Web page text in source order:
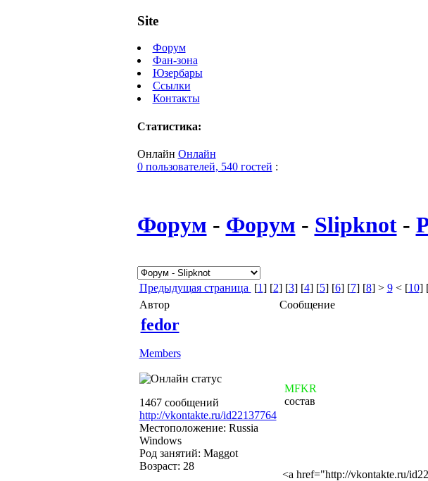
Site
Форум
Фан-зона
Юзербары
Ссылки
Контакты
Статистика:
Онлайн Онлайн
0 пользователей, 540 гостей :
Форум - Форум - Slipknot-
Предыдущая страница [1] [2] [3] [4] [5] [6] [7] [8] > 9< [10]
Автор
Сообщение
fedor
Members
1467 сообщений
http://vkontakte.ru/id22137764
Местоположение: Russia
Windows
Род занятий: Maggot
Возраст: 28
MFKR
состав
<a href="http://vkontakte.ru/